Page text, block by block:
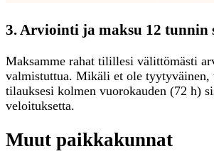
3. Arviointi ja maksu 12 tunnin
Maksamme rahat tilillesi välittömästi
valmistuttua. Mikäli et ole tyytyväinen,
tilauksesi kolmen vuorokauden (72 h)
veloituksetta.
Muut paikkakunnat